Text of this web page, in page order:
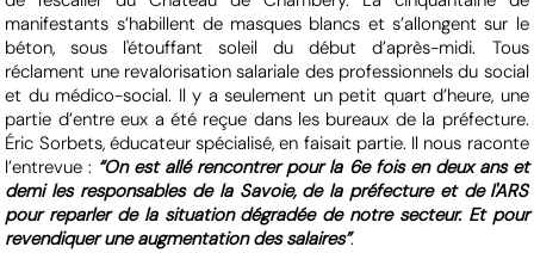
manifestants s’habillent de masques blancs et s’allongent sur le
béton, sous l'étouffant soleil du début d’après-midi. Tous
réclament une revalorisation salariale des professionnels du social
et du médico-social. Il y a seulement un petit quart d’heure, une
partie d’entre eux a été reçue dans les bureaux de la préfecture.
Éric Sorbets, éducateur spécialisé, en faisait partie. Il nous raconte
l’entrevue : “On est allé rencontrer pour la 6e fois en deux ans et
demi les responsables de la Savoie, de la préfecture et de l'ARS
pour reparler de la situation dégradée de notre secteur. Et pour
revendiquer une augmentation des salaires”.